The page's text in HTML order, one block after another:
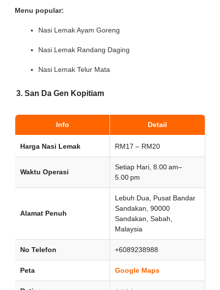
Menu popular:
Nasi Lemak Ayam Goreng
Nasi Lemak Randang Daging
Nasi Lemak Telur Mata
3. San Da Gen Kopitiam
Info Detail
Harga Nasi Lemak RM17 – RM20
Waktu Operasi
Setiap Hari, 8.00 am–
5.00 pm
Alamat Penuh
Lebuh Dua, Pusat Bandar
Sandakan, 90000
Sandakan, Sabah,
Malaysia
No Telefon +6089238988
Peta Google Maps